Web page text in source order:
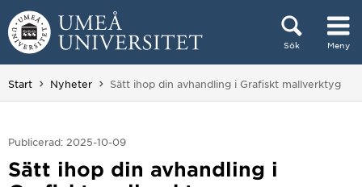
Hoppa direkt till innehållet
Sök Meny
Huvudmenyn dold.
Start Nyheter Du är här:
Sätt ihop din avhandling i Grafiskt mallverktyg
Publicerad: 2025-10-09
Sätt ihop din avhandling i